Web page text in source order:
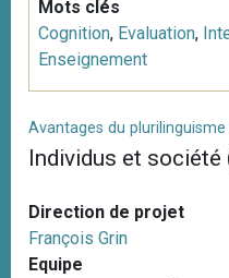
Mots clés
Cognition, Evaluation,
Enseignement
Avantages du plurilinguisme
Individus et société
Direction de projet
François Grin
Equipe